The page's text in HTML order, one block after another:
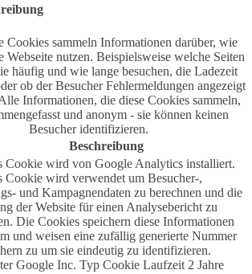
Cookies sammeln Informationen darüber, wie
Webseite nutzen. Beispielsweise welche Seiten
häufig und wie lange besuchen, die Ladezeit
ob der Besucher Fehlermeldungen angezeigt
Informationen, die diese Cookies sammeln,
und anonym - sie können keinen
Besucher identifizieren.
Beschreibung
Cookie wird von Google Analytics installiert.
Cookie wird verwendet um Besucher-,
und Kampagnendaten zu berechnen und die
der Website für einen Analysebericht zu
Die Cookies speichern diese Informationen
und weisen eine zufällig generierte Nummer
zu um sie eindeutig zu identifizieren.
Google Inc. Typ Cookie Laufzeit 2 Jahre